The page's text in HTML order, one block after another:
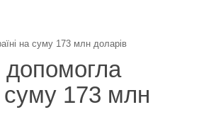
на суму 173 млн доларів
допомогла
суму 173 млн